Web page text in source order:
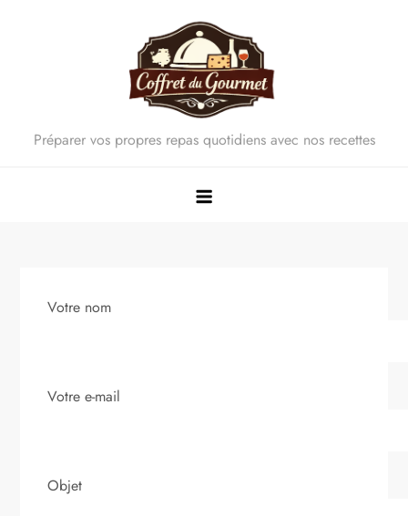
Préparer vos propres repas quotidiens avec nos recettes
Votre nom
Votre e-mail
Objet